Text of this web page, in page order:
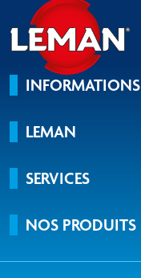
INFORMATIONS
LEMAN
SERVICES
NOS PRODUITS